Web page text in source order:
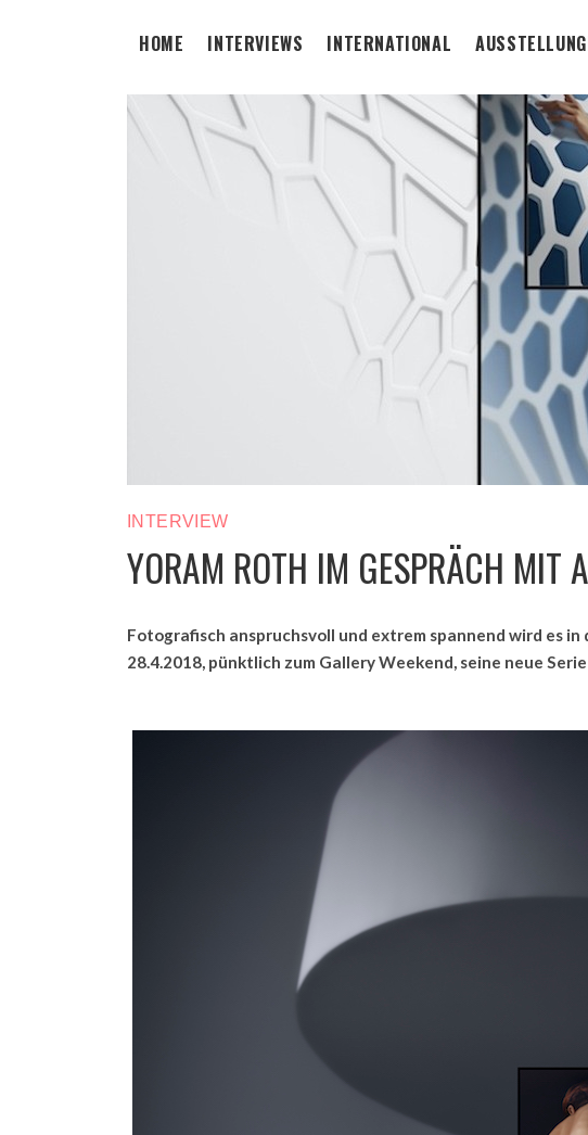
HOME INTERVIEWS INTERNATIONAL
INTERVIEW
YORAM ROTH IM GESPRÄCH MIT
Fotografisch anspruchsvoll und extrem spannend wird es in
28.4.2018, pünktlich zum Gallery Weekend, seine neue